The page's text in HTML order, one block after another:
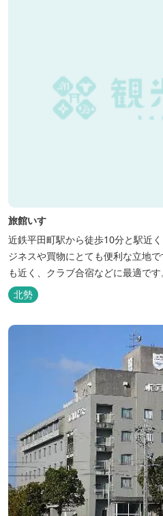
旅館いすゞ
近鉄平田町駅から徒歩10分と駅近
ジネスや買物にとても便利な立地
も近く、クラブ合宿などに最適です
北勢